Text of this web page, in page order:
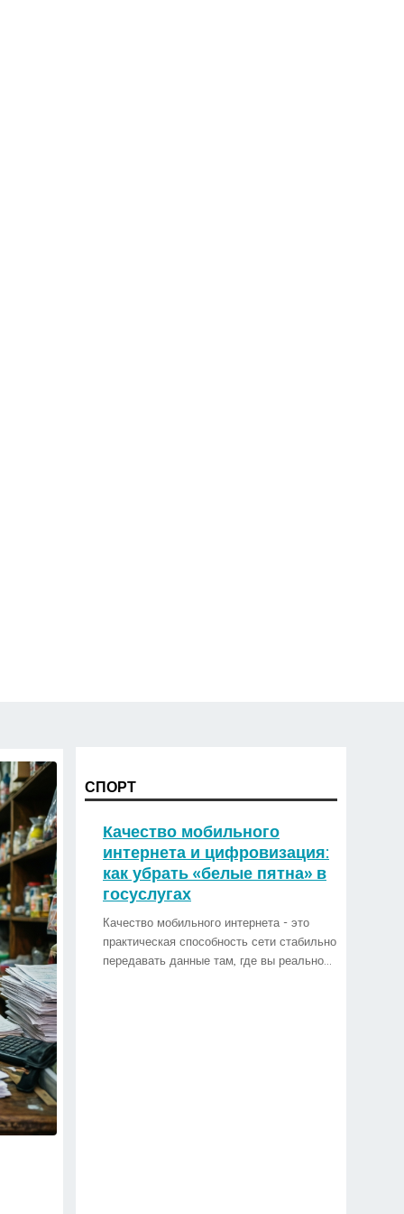
СПОРТ
Качество мобильного
интернета и цифровизация:
как убрать «белые пятна» в
госуслугах
Качество мобильного интернета - это
практическая способность сети стабильно
передавать данные там, где вы реально…